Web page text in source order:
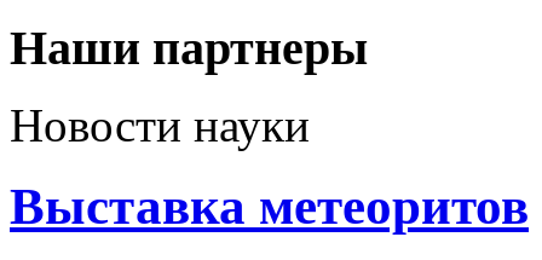
Наши партнеры
Новости науки
Выставка метеоритов